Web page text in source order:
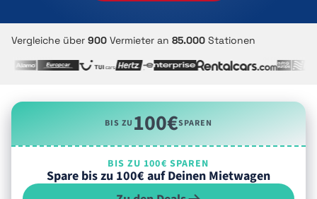
Vergleiche über 900 Vermieter an 85.000 Stationen
BIS ZU100€SPAREN
BIS ZU 100€ SPAREN
Spare bis zu 100€ auf Deinen Mietwagen